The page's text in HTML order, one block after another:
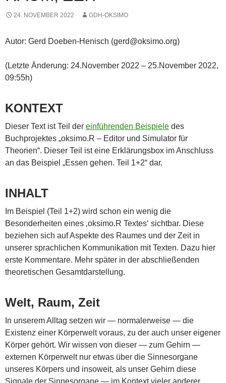
24. NOVEMBER 2022 GDH-OKSIMO
Autor: Gerd Doeben-Henisch (gerd@oksimo.org)
(Letzte Änderung: 24.November 2022 – 25.November 2022,
09:55h)
KONTEXT
Dieser Text ist Teil der einführenden Beispiele des
Buchprojektes „oksimo.R – Editor und Simulator für
Theorien“. Dieser Teil ist eine Erklärungsbox im Anschluss
an das Beispiel „Essen gehen. Teil 1+2“ dar.
INHALT
Im Beispiel (Teil 1+2) wird schon ein wenig die
Besonderheiten eines ‚oksimo.R Textes‘ sichtbar. Diese
beziehen sich auf Aspekte des Raumes und der Zeit in
unserer sprachlichen Kommunikation mit Texten. Dazu hier
erste Kommentare. Mehr später in der abschließenden
theoretischen Gesamtdarstellung.
Welt, Raum, Zeit
In unserem Alltag setzen wir — normalerweise — die
Existenz einer Körperwelt voraus, zu der auch unser eigener
Körper gehört. Wir wissen von dieser — zum Gehirn —
externen Körperwelt nur etwas über die Sinnesorgane
unseres Körpers und insoweit, als unser Gehirn diese
Signale der Sinnesorgane — im Kontext vieler anderer